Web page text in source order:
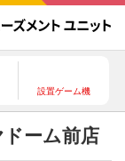
設置ゲーム機
ーム前店